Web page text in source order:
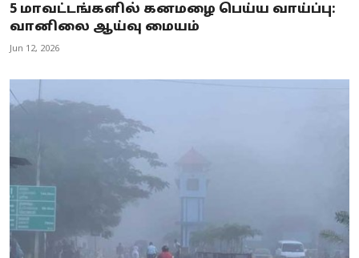
5 மாவட்டங்களில் கனமழை பெய்ய வாய்ப்பு:
வானிலை ஆய்வு மையம்
Jun 12, 2026